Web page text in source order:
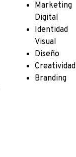
Marketing
Digital
Identidad
Visual
Diseño
Creatividad
Branding